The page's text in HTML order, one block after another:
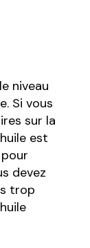
niveau
Si vous
sur la
est
devez
trop